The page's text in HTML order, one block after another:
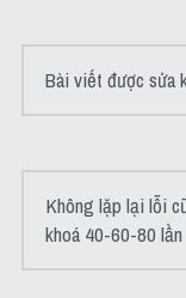
Bài viết được sửa
Không lặp lại lỗi
khoá 40-60-80 lần